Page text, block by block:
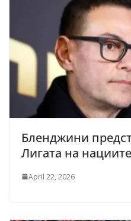
Бленджини
Лигата на
April 22, 2026